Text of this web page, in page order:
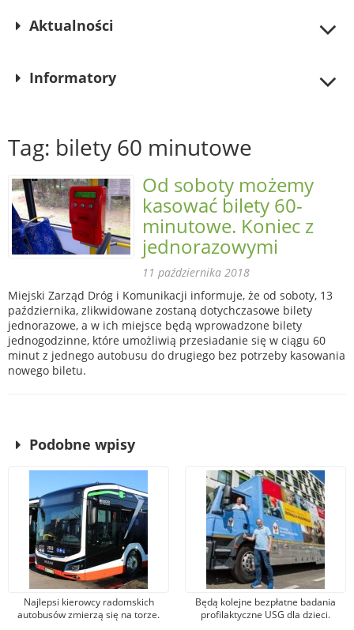
Aktualności
Informatory
Tag: bilety 60 minutowe
Od soboty możemy
kasować bilety 60-
minutowe. Koniec z
jednorazowymi
11 października 2018
Miejski Zarząd Dróg i Komunikacji informuje, że od soboty, 13
października, zlikwidowane zostaną dotychczasowe bilety
jednorazowe, a w ich miejsce będą wprowadzone bilety
jednogodzinne, które umożliwią przesiadanie się w ciągu 60
minut z jednego autobusu do drugiego bez potrzeby kasowania
nowego biletu.
Podobne wpisy
Najlepsi kierowcy radomskich
autobusów zmierzą się na torze.
Będą kolejne bezpłatne badania
profilaktyczne USG dla dzieci.